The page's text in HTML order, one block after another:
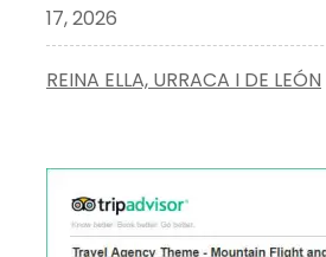
17, 2026
REINA ELLA, URRACA I DE LEÓN